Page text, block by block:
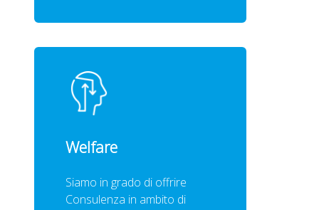
Welfare
Siamo in grado di offrire
Consulenza in ambito di